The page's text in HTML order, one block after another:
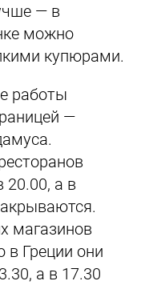
— в
можно
купюрами.
работы
—
20.00, а в
магазинов
в Греции они
а в 17.30